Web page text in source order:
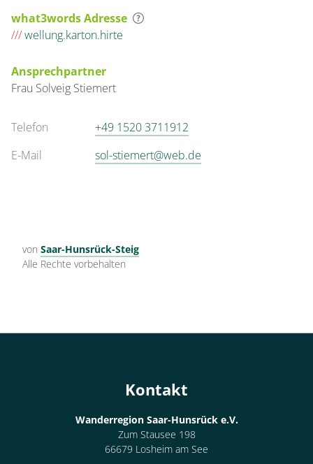
what3words Adresse
///wellung.karton.hirte
Ansprechpartner
Frau Solveig Stiemert
Telefon
+49 1520 3711912
E-Mail
sol-stiemert@web.de
von Saar-Hunsrück-Steig
Alle Rechte vorbehalten
Kontakt
Wanderregion Saar-Hunsrück e.V.
Zum Stausee 198
66679 Losheim am See